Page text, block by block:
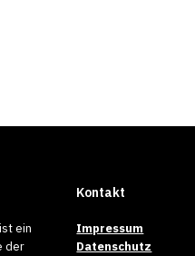
ein
der
Kontakt
Impressum
Datenschutz